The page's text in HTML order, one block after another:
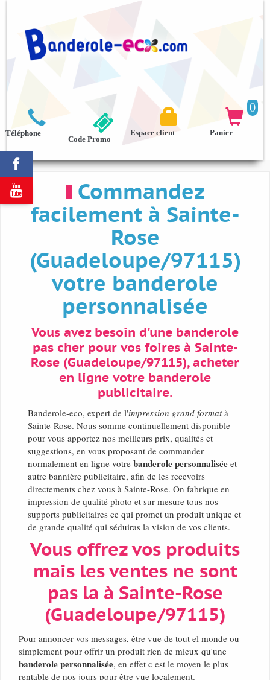



Téléphone
0

Panier

Espace client
Code Promo
Commandez
facilement à Sainte-
Rose
(Guadeloupe/97115)
votre banderole
personnalisée
Vous avez besoin d'une banderole
pas cher pour vos foires à Sainte-
Rose (Guadeloupe/97115), acheter
en ligne votre banderole
publicitaire.
Banderole-eco, expert de l'impression grand formatà
Sainte-Rose. Nous somme continuellement disponible
pour vous apportez nos meilleurs prix, qualités et
suggestions, en vous proposant de commander
normalement en ligne votre banderole personnalisée et
autre bannière publicitaire, afin de les recevoirs
directements chez vous à Sainte-Rose. On fabrique en
impression de qualité photo et sur mesure tous nos
supports publicitaires ce qui promet un produit unique et
de grande qualité qui séduiras la vision de vos clients.
Vous offrez vos produits
mais les ventes ne sont
pas la à Sainte-Rose
(Guadeloupe/97115)
Pour annoncer vos messages, être vue de tout el monde ou
simplement pour offrir un produit rien de mieux qu'une
banderole personnalisée, en effet c est le moyen le plus
rentable de nos jours pour être vue localement.